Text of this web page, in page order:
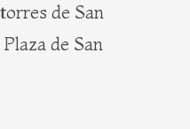
de San
de San